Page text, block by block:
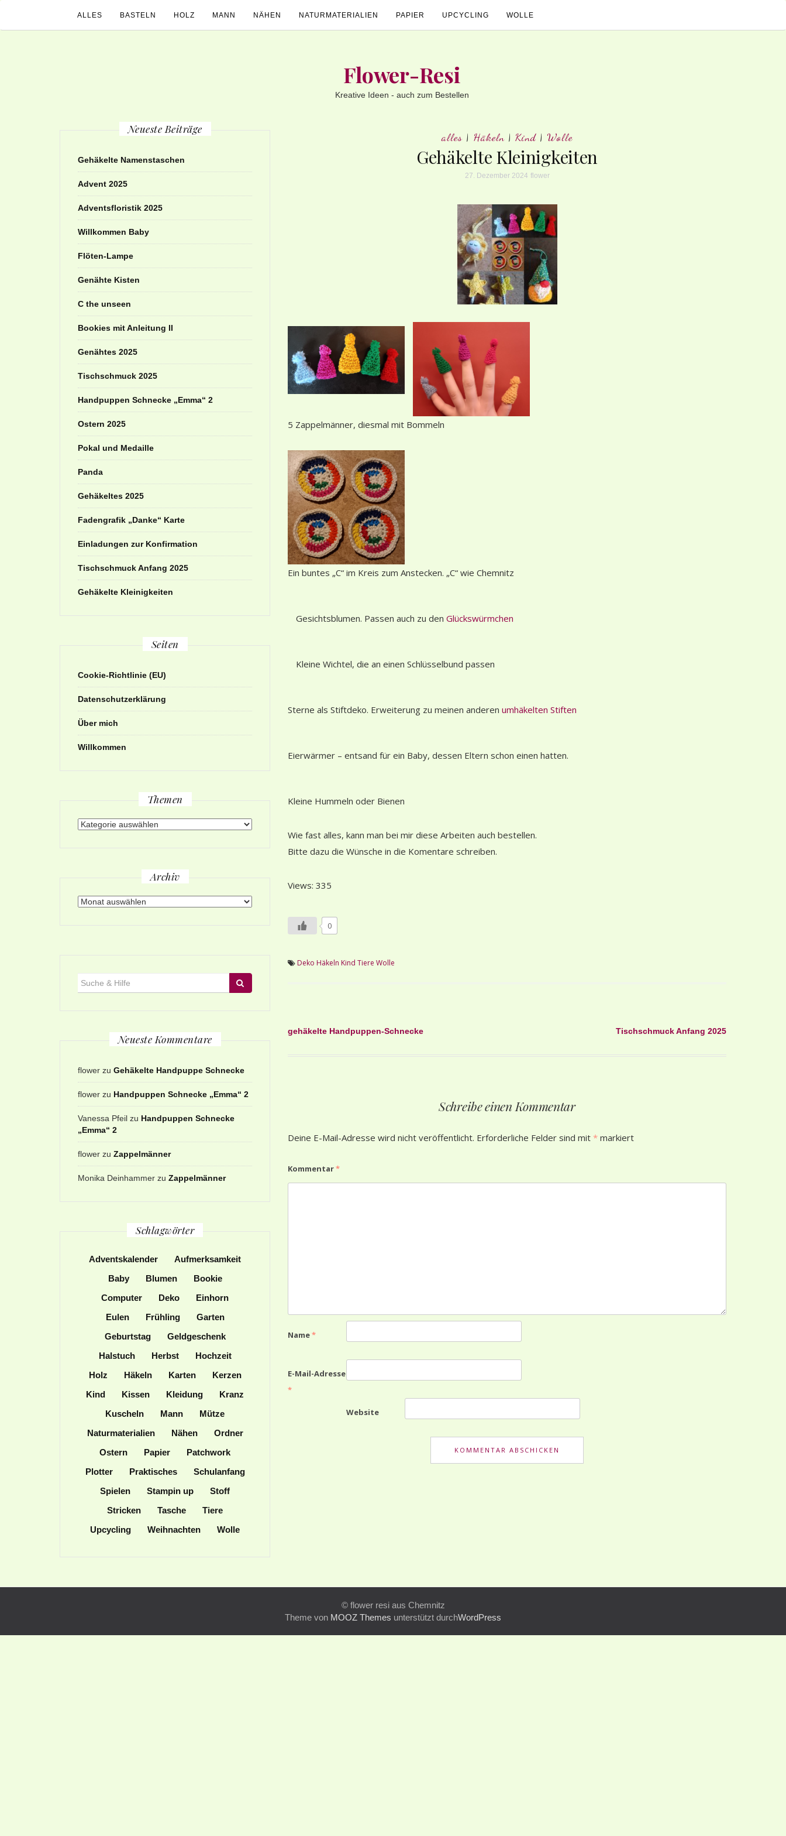
ALLES BASTELN HOLZ MANN NÄHEN NATURMATERIALIEN PAPIER UPCYCLING WOLLE
Flower-Resi
Kreative Ideen - auch zum Bestellen
alles | Häkeln | Kind | Wolle
Gehäkelte Kleinigkeiten
27. Dezember 2024 flower
5 Zappelmänner, diesmal mit Bommeln
Ein buntes „C“ im Kreis zum Anstecken. „C“ wie Chemnitz
Gesichtsblumen. Passen auch zu den Glückswürmchen
Kleine Wichtel, die an einen Schlüsselbund passen
Sterne als Stiftdeko. Erweiterung zu meinen anderen umhäkelten Stiften
Eierwärmer – entsand für ein Baby, dessen Eltern schon einen hatten.
Kleine Hummeln oder Bienen
Wie fast alles, kann man bei mir diese Arbeiten auch bestellen.
Bitte dazu die Wünsche in die Komentare schreiben.
Views: 335
0
Deko Häkeln Kind Tiere Wolle
Beitragsnavigation
gehäkelte Handpuppen-Schnecke Tischschmuck Anfang 2025
Schreibe einen Kommentar
Deine E-Mail-Adresse wird nicht veröffentlicht. Erforderliche Felder sind mit * markiert
Kommentar*
Name*
E-Mail-Adresse
*
Website
Neueste Beiträge
Gehäkelte Namenstaschen
Advent 2025
Adventsfloristik 2025
Willkommen Baby
Flöten-Lampe
Genähte Kisten
C the unseen
Bookies mit Anleitung II
Genähtes 2025
Tischschmuck 2025
Handpuppen Schnecke „Emma“ 2
Ostern 2025
Pokal und Medaille
Panda
Gehäkeltes 2025
Fadengrafik „Danke“ Karte
Einladungen zur Konfirmation
Tischschmuck Anfang 2025
Gehäkelte Kleinigkeiten
Seiten
Cookie-Richtlinie (EU)
Datenschutzerklärung
Über mich
Willkommen
Themen
Themen
Archiv
Archiv
Neueste Kommentare
flower zu Gehäkelte Handpuppe Schnecke
flower zu Handpuppen Schnecke „Emma“ 2
Vanessa Pfeil zu Handpuppen Schnecke
„Emma“ 2
flower zu Zappelmänner
Monika Deinhammer zu Zappelmänner
Schlagwörter
Adventskalender
Aufmerksamkeit
Baby
Blumen
Bookie
Computer
Deko
Einhorn
Eulen
Frühling
Garten
Geburtstag
Geldgeschenk
Halstuch
Herbst
Hochzeit
Holz
Häkeln Karten
Kerzen
Kind
Kissen Kleidung
Kranz
Kuscheln
Mann
Mütze
Naturmaterialien
Nähen
Ordner
Ostern
Papier
Patchwork
Plotter
Praktisches
Schulanfang
Spielen
Stampin up
Stoff
Stricken
Tasche
Tiere
Upcycling
Weihnachten Wolle
© flower resi aus Chemnitz
Theme von MOOZ Themes unterstützt durchWordPress